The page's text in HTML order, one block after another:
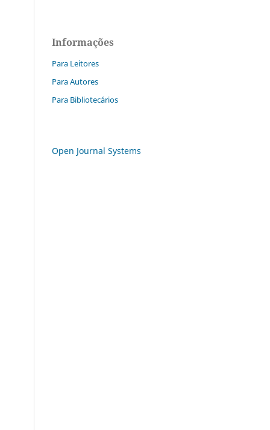
Informações
Para Leitores
Para Autores
Para Bibliotecários
Open Journal Systems